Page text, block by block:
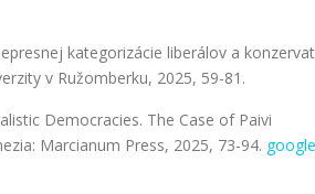
kategorizácie liberálov a
v Ružomberku, 2025, 59-81.
Democracies. The Case of Paivi
Marcianum Press, 2025, 73-94. google